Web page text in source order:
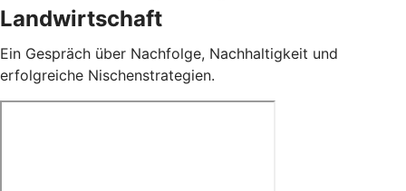
Landwirtschaft
Ein Gespräch über Nachfolge, Nachhaltigkeit und
erfolgreiche Nischenstrategien.